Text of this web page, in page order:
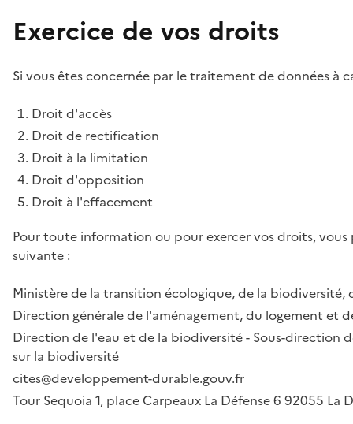
Exercice de vos droits
Si vous êtes concernée par le traitement de données à
Droit d'accès
Droit de rectification
Droit à la limitation
Droit d'opposition
Droit à l'effacement
Pour toute information ou pour exercer vos droits,
suivante :
Ministère de la transition écologique, de la biodiversité,
Direction générale de l'aménagement, du logement et
Direction de l'eau et de la biodiversité - Sous-direction
sur la biodiversité
cites@developpement-durable.gouv.fr
Tour Sequoia 1, place Carpeaux La Défense 6 92055 La